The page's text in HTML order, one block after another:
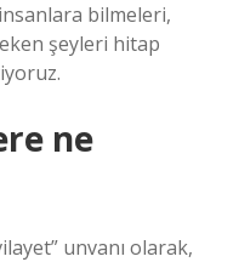
bilmeleri,
şeyleri hitap
ne
unvanı olarak,